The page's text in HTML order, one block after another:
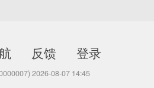
反馈 登录
2026-08-07 14:45